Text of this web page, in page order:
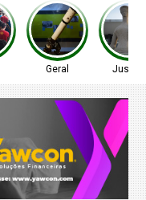
Geral Justiça